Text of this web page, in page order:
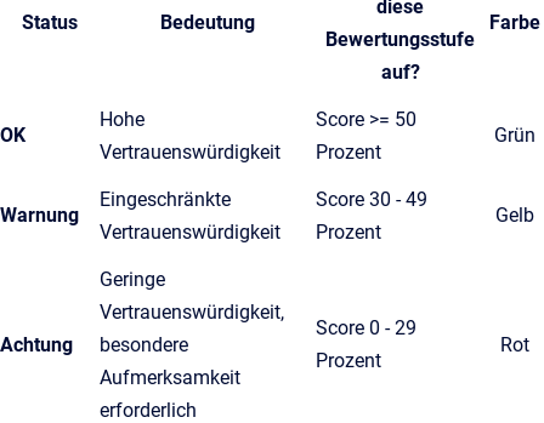
Status Bedeutung
diese
Bewertungsstufe
auf?
Farbe
OK
Hohe
Vertrauenswürdigkeit
Score >= 50
Prozent
Grün
Warnung
Eingeschränkte
Vertrauenswürdigkeit
Score 30 - 49
Prozent
Gelb
Achtung
Geringe
Vertrauenswürdigkeit,
besondere
Aufmerksamkeit
erforderlich
Score 0 - 29
Prozent
Rot